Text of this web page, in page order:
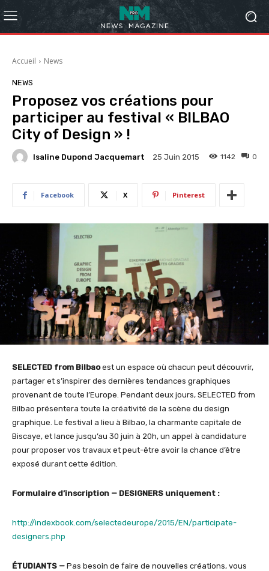
Accueil News
NEWS
Proposez vos créations pour
participer au festival « BILBAO
City of Design » !
Isaline Dupond Jacquemart 25 Juin 2015 0
1142
Facebook X Pinterest
SELECTED from Bilbaoest un espace où chacun peut découvrir,
partager et s’inspirer des dernières tendances graphiques
provenant de toute l’Europe. Pendant deux jours, SELECTED from
Bilbao présentera toute la créativité de la scène du design
graphique. Le festival a lieu à Bilbao, la charmante capitale de
Biscaye, et lance jusqu’au 30 juin à 20h, un appel à candidature
pour proposer vos travaux et peut-être avoir la chance d’être
exposé durant cette édition.
Formulaire d’inscription — DESIGNERS uniquement :
http://indexbook.com/selectedeurope/2015/EN/participate-
designers.php
ÉTUDIANTS — Pas besoin de faire de nouvelles créations, vous